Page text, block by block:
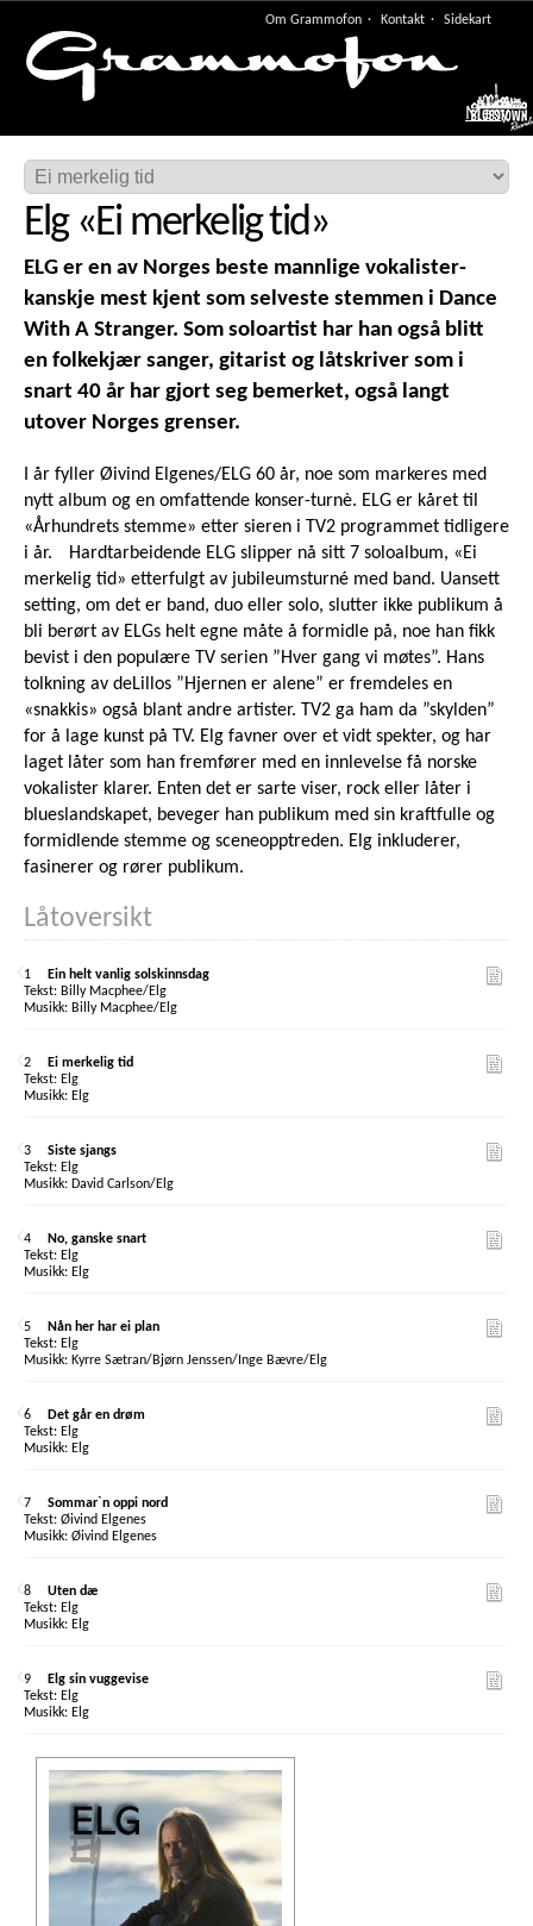
Om Grammofon Kontakt Sidekart
Meny
Elg«Ei merkelig tid»
ELG er en av Norges beste mannlige vokalister-
kanskje mest kjent som selveste stemmen i Dance
With A Stranger. Som soloartist har han også blitt
en folkekjær sanger, gitarist og låtskriver som i
snart 40 år har gjort seg bemerket, også langt
utover Norges grenser.
I år fyller Øivind Elgenes/ELG 60 år, noe som markeres med
nytt album og en omfattende konser-turnè. ELG er kåret til
«Århundrets stemme» etter sieren i TV2 programmet tidligere
i år. Hardtarbeidende ELG slipper nå sitt 7 soloalbum, «Ei
merkelig tid» etterfulgt av jubileumsturné med band. Uansett
setting, om det er band, duo eller solo, slutter ikke publikum å
bli berørt av ELGs helt egne måte å formidle på, noe han fikk
bevist i den populære TV serien ”Hver gang vi møtes”. Hans
tolkning av deLillos ”Hjernen er alene” er fremdeles en
«snakkis» også blant andre artister. TV2 ga ham da ”skylden”
for å lage kunst på TV. Elg favner over et vidt spekter, og har
laget låter som han fremfører med en innlevelse få norske
vokalister klarer. Enten det er sarte viser, rock eller låter i
blueslandskapet, beveger han publikum med sin kraftfulle og
formidlende stemme og sceneopptreden. Elg inkluderer,
fasinerer og rører publikum.
Låtoversikt
1
Ein helt vanlig solskinnsdag
Billy Macphee/Elg
Billy Macphee/Elg
2
Ei merkelig tid
Elg
Elg
3
Siste sjangs
Elg
David Carlson/Elg
4
No, ganske snart
Elg
Elg
5
Nån her har ei plan
Elg
Kyrre Sætran/Bjørn Jenssen/Inge Bævre/Elg
6
Det går en drøm
Elg
Elg
7
Sommar`n oppi nord
Øivind Elgenes
Øivind Elgenes
8
Uten dæ
Elg
Elg
9
Elg sin vuggevise
Elg
Elg